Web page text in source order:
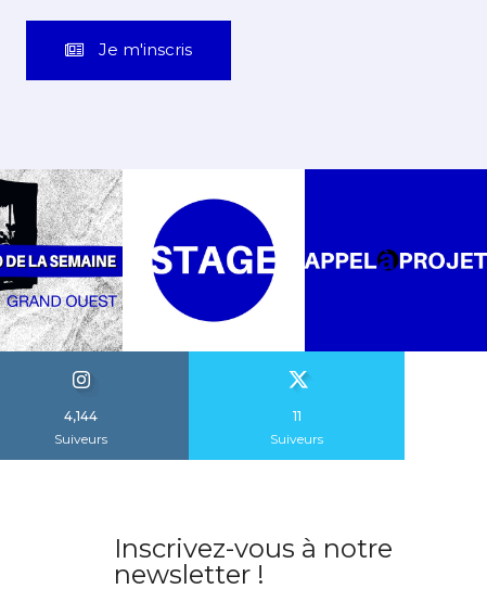
Je m'inscris
4,144
Suiveurs
11
Suiveurs
Inscrivez-vous à notre
newsletter !